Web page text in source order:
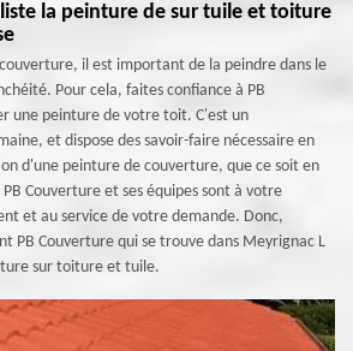
la peinture de sur tuile et toiture
il est important de la peindre dans le
Pour cela, faites confiance à PB
une peinture de votre toit. C'est un
et dispose des savoir-faire nécessaire en
d'une peinture de couverture, que ce soit en
Couverture et ses équipes sont à votre
et au service de votre demande. Donc,
PB Couverture qui se trouve dans Meyrignac L
sur toiture et tuile.